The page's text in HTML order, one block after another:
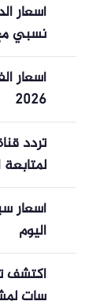
أسعار
نسبي
2026
أسعار
اليوم